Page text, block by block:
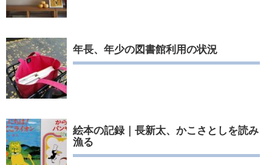
年長、年少の図書館利用の状況
絵本の記録｜長新太、かこさとしを読み
漁る